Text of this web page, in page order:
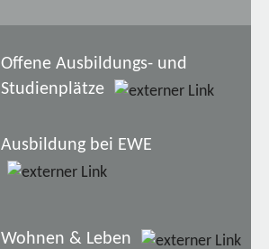
Offene Ausbildungs- und
Studienplätze
Ausbildung bei EWE
Wohnen & Leben